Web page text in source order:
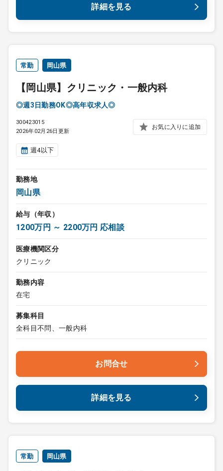
詳細を見る
常勤 岡山県
【岡山県】クリニック・一般内科
◎週3日勤務OK◎高年収求人◎
300423015
2026年02月26日更新
お気に入りに追加
週4以下
勤務地
岡山県
給与（年収）
1200万円 ～ 2200万円 応相談
医療機関区分
クリニック
勤務内容
在宅
募集科目
全科目不問、一般内科
お問合せ
詳細を見る
常勤 岡山県